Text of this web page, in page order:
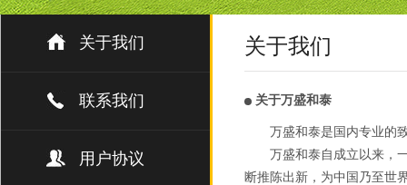
关于我们
联系我们
用户协议
关于我们
关于万盛和泰
万盛和泰是国内专业的
万盛和泰自成立以来，
断推陈出新，为中国乃至世